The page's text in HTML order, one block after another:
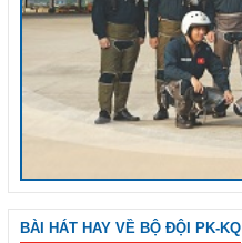
BÀI HÁT HAY VỀ BỘ ĐỘI PK-KQ